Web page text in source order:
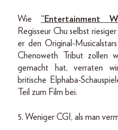
Wie “Entertainment
Regisseur Chu selbst
er den Original-
Chenoweth Tribut zollen
gemacht hat, verraten
britische Elphaba-
Teil zum Film bei.
5. Weniger CGI, als man